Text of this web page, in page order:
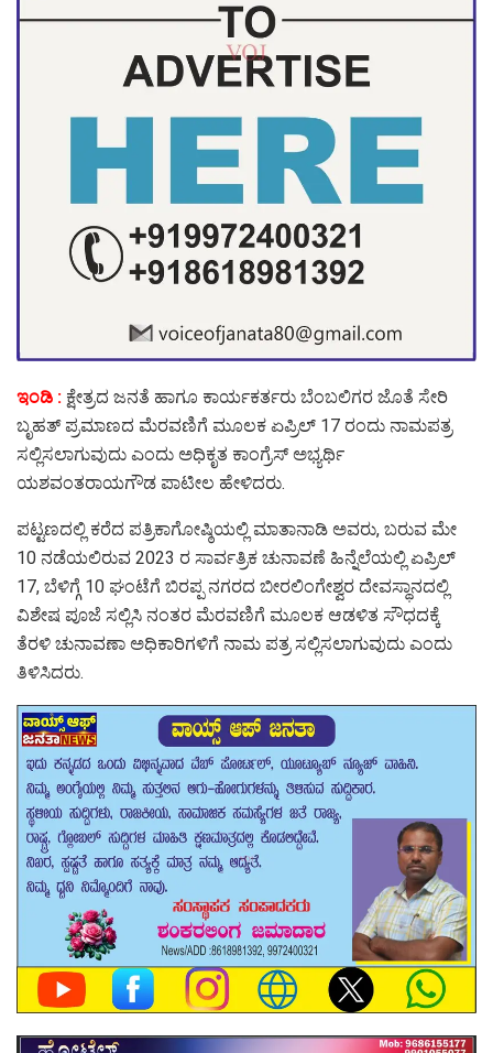
ಇಂಡಿ : ಕ್ಷೇತ್ರದ ಜನತೆ ಹಾಗೂ ಕಾರ್ಯಕರ್ತರು ಬೆಂಬಲಿಗರ ಜೊತೆ ಸೇರಿ
ಬೃಹತ್ ಪ್ರಮಾಣದ ಮೆರವಣಿಗೆ ಮೂಲಕ ಏಪ್ರಿಲ್ 17 ರಂದು ನಾಮಪತ್ರ
ಸಲ್ಲಿಸಲಾಗುವುದು ಎಂದು ಅಧಿಕೃತ ಕಾಂಗ್ರೆಸ್ ಅಭ್ಯರ್ಥಿ
ಯಶವಂತರಾಯಗೌಡ ಪಾಟೀಲ ಹೇಳಿದರು.
ಪಟ್ಟಣದಲ್ಲಿ ಕರೆದ ಪತ್ರಿಕಾಗೋಷ್ಠಿಯಲ್ಲಿ ಮಾತಾನಾಡಿ ಅವರು, ಬರುವ ಮೇ
10 ನಡೆಯಲಿರುವ 2023 ರ ಸಾರ್ವತ್ರಿಕ ಚುನಾವಣೆ ಹಿನ್ನೆಲೆಯಲ್ಲಿ ಏಪ್ರಿಲ್
17, ಬೆಳಿಗ್ಗೆ 10 ಘಂಟೆಗೆ ಬಿರಪ್ಪ ನಗರದ ಬೀರಲಿಂಗೇಶ್ವರ ದೇವಸ್ಥಾನದಲ್ಲಿ
ವಿಶೇಷ ಪೂಜೆ ಸಲ್ಲಿಸಿ ನಂತರ ಮೆರವಣಿಗೆ ಮೂಲಕ ಆಡಳಿತ ಸೌಧದಕ್ಕೆ
ತೆರಳಿ ಚುನಾವಣಾ ಅಧಿಕಾರಿಗಳಿಗೆ ನಾಮ ಪತ್ರ ಸಲ್ಲಿಸಲಾಗುವುದು ಎಂದು
ತಿಳಿಸಿದರು.